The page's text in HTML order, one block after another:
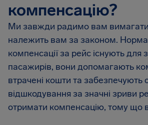
компенсацію?
Ми завжди радимо вам
належить вам за законом.
компенсації за рейс існують для
пасажирів, вони допомагають
втрачені кошти та забезпечують
відшкодування за значні зриви
отримати компенсацію, тому що